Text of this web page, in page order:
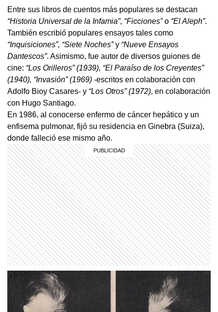
Entre sus libros de cuentos más populares se destacan
“Historia Universal de la Infamia”, “Ficciones”o “El Aleph”.
También escribió populares ensayos tales como
“Inquisiciones”, “Siete Noches”y “Nueve Ensayos
Dantescos”. Asimismo, fue autor de diversos guiones de
cine: “Los Orilleros” (1939), “El Paraíso de los Creyentes”
(1940), “Invasión” (1969) -escritos en colaboración con
Adolfo Bioy Casares- y “Los Otros” (1972), en colaboración
con Hugo Santiago.
En 1986, al conocerse enfermo de cáncer hepático y un
enfisema pulmonar, fijó su residencia en Ginebra (Suiza),
donde falleció ese mismo año.